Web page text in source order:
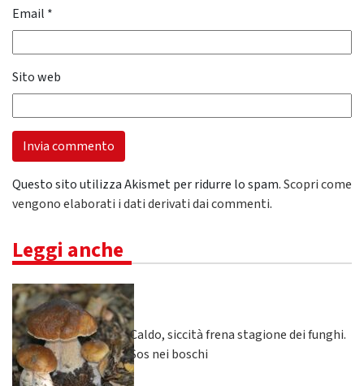
Email *
Sito web
Questo sito utilizza Akismet per ridurre lo spam.Scopri come
vengono elaborati i dati derivati dai commenti.
Leggi anche
Caldo, siccità frena stagione dei funghi.
Sos nei boschi